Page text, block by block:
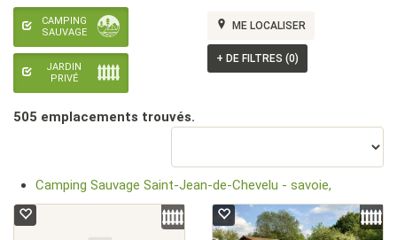
CAMPING
SAUVAGE
JARDIN
PRIVÉ
ME LOCALISER
+ DE FILTRES (0)
505 emplacements trouvés.
Camping Sauvage Saint-Jean-de-Chevelu - savoie,